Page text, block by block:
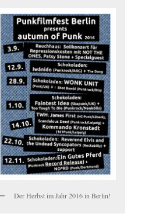
Der Herbst im Jahr 2016 in Berlin!